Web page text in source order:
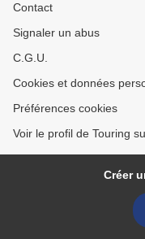
Contact
Signaler un abus
C.G.U.
Cookies et données
Préférences cookies
Voir le profil de Touring
Créer